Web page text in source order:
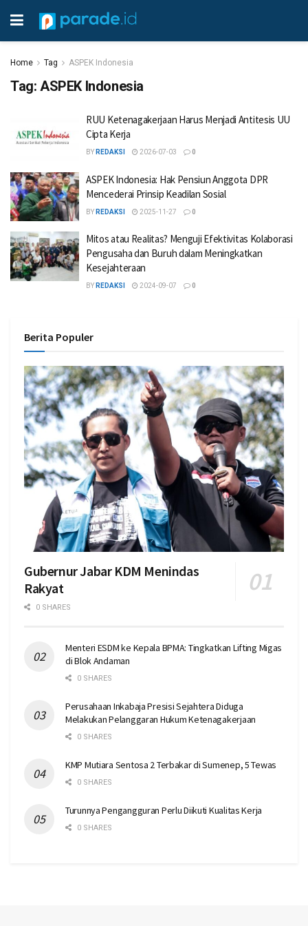
Home Tag ASPEK Indonesia
Tag: ASPEK Indonesia
RUU Ketenagakerjaan Harus Menjadi Antitesis UU
Cipta Kerja
BY REDAKSI 2026-07-03 0
ASPEK Indonesia: Hak Pensiun Anggota DPR
Mencederai Prinsip Keadilan Sosial
BY REDAKSI 2025-11-27 0
Mitos atau Realitas? Menguji Efektivitas Kolaborasi
Pengusaha dan Buruh dalam Meningkatkan
Kesejahteraan
BY REDAKSI 2024-09-07 0
Berita Populer
Gubernur Jabar KDM Menindas
Rakyat
0 SHARES
Menteri ESDM ke Kepala BPMA: Tingkatkan Lifting Migas
di Blok Andaman
0 SHARES
Perusahaan Inkabaja Presisi Sejahtera Diduga
Melakukan Pelanggaran Hukum Ketenagakerjaan
0 SHARES
KMP Mutiara Sentosa 2 Terbakar di Sumenep, 5 Tewas
0 SHARES
Turunnya Pengangguran Perlu Diikuti Kualitas Kerja
0 SHARES